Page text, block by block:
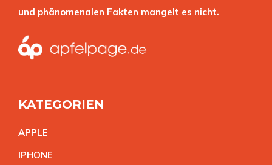
und phänomenalen Fakten mangelt es nicht.
KATEGORIEN
APPLE
IPHONE